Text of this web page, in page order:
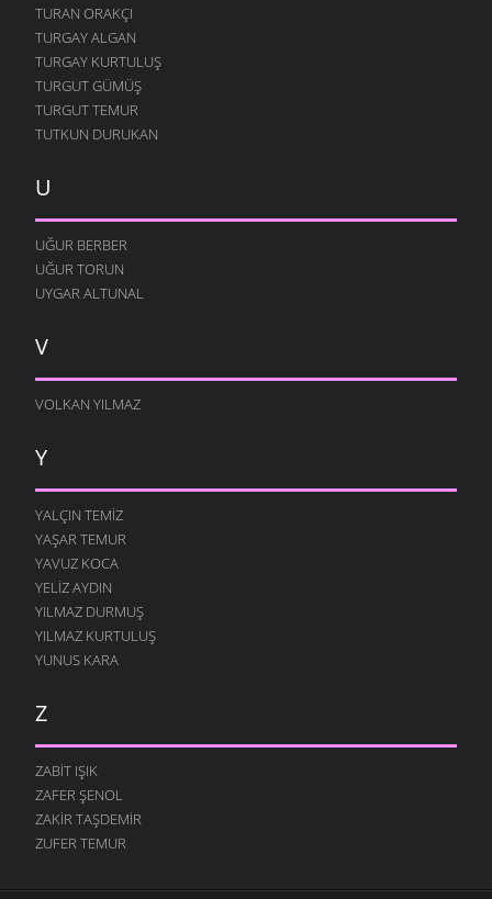
TURAN ORAKÇI
TURGAY ALGAN
TURGAY KURTULUŞ
TURGUT GÜMÜŞ
TURGUT TEMUR
TUTKUN DURUKAN
U
UĞUR BERBER
UĞUR TORUN
UYGAR ALTUNAL
V
VOLKAN YILMAZ
Y
YALÇIN TEMIZ
YAŞAR TEMUR
YAVUZ KOCA
YELIZ AYDIN
YILMAZ DURMUŞ
YILMAZ KURTULUŞ
YUNUS KARA
Z
ZABIT IŞIK
ZAFER ŞENOL
ZAKIR TAŞDEMIR
ZUFER TEMUR